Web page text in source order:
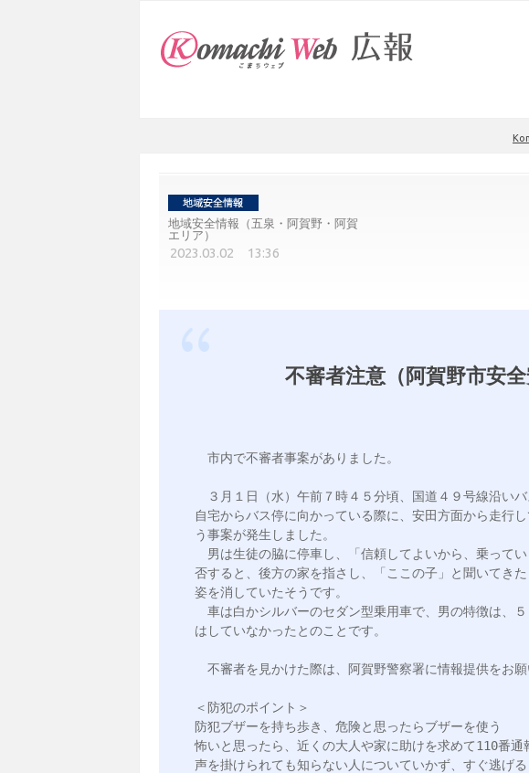
地域安全情報（五泉・阿賀野・阿賀
エリア）
2023.03.02 13:36
不審者注意（阿賀野市安全
市内で不審者事案がありました。
３月１日（水）午前７時４５分頃、国道４９号線沿い
自宅からバス停に向かっている際に、安田方面から走行
う事案が発生しました。
男は生徒の脇に停車し、「信頼してよいから、乗って
否すると、後方の家を指さし、「ここの子」と聞いてき
姿を消していたそうです。
車は白かシルバーのセダン型乗用車で、男の特徴は、
はしていなかったとのことです。
不審者を見かけた際は、阿賀野警察署に情報提供をお願
＜防犯のポイント＞
防犯ブザーを持ち歩き、危険と思ったらブザーを使う
怖いと思ったら、近くの大人や家に助けを求めて110番通
声を掛けられても知らない人についていかず、すぐ逃げる